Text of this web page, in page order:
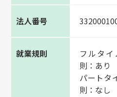
法人番号
就業規則
フルタ
則：あり
パートタ
則：なし